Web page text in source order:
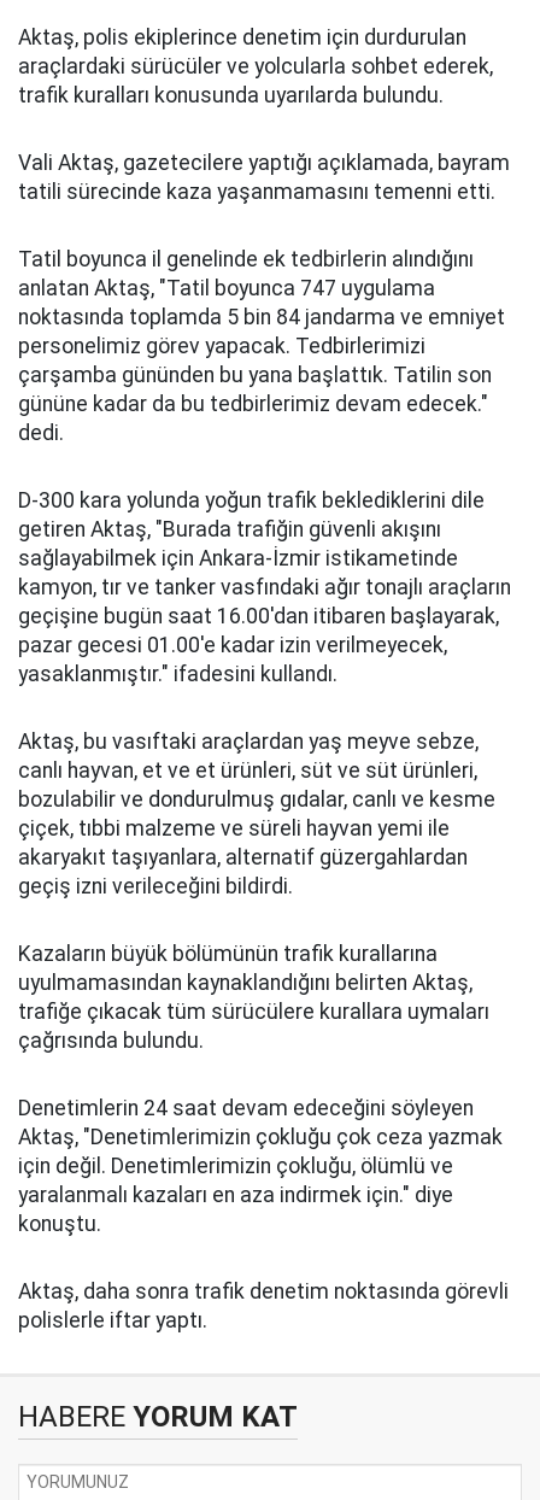
Aktaş, polis ekiplerince denetim için durdurulan
araçlardaki sürücüler ve yolcularla sohbet ederek,
trafik kuralları konusunda uyarılarda bulundu.
Vali Aktaş, gazetecilere yaptığı açıklamada, bayram
tatili sürecinde kaza yaşanmamasını temenni etti.
Tatil boyunca il genelinde ek tedbirlerin alındığını
anlatan Aktaş, "Tatil boyunca 747 uygulama
noktasında toplamda 5 bin 84 jandarma ve emniyet
personelimiz görev yapacak. Tedbirlerimizi
çarşamba gününden bu yana başlattık. Tatilin son
gününe kadar da bu tedbirlerimiz devam edecek."
dedi.
D-300 kara yolunda yoğun trafik beklediklerini dile
getiren Aktaş, "Burada trafiğin güvenli akışını
sağlayabilmek için Ankara-İzmir istikametinde
kamyon, tır ve tanker vasfındaki ağır tonajlı araçların
geçişine bugün saat 16.00'dan itibaren başlayarak,
pazar gecesi 01.00'e kadar izin verilmeyecek,
yasaklanmıştır." ifadesini kullandı.
Aktaş, bu vasıftaki araçlardan yaş meyve sebze,
canlı hayvan, et ve et ürünleri, süt ve süt ürünleri,
bozulabilir ve dondurulmuş gıdalar, canlı ve kesme
çiçek, tıbbi malzeme ve süreli hayvan yemi ile
akaryakıt taşıyanlara, alternatif güzergahlardan
geçiş izni verileceğini bildirdi.
Kazaların büyük bölümünün trafik kurallarına
uyulmamasından kaynaklandığını belirten Aktaş,
trafiğe çıkacak tüm sürücülere kurallara uymaları
çağrısında bulundu.
Denetimlerin 24 saat devam edeceğini söyleyen
Aktaş, "Denetimlerimizin çokluğu çok ceza yazmak
için değil. Denetimlerimizin çokluğu, ölümlü ve
yaralanmalı kazaları en aza indirmek için." diye
konuştu.
Aktaş, daha sonra trafik denetim noktasında görevli
polislerle iftar yaptı.
HABERE YORUM KAT